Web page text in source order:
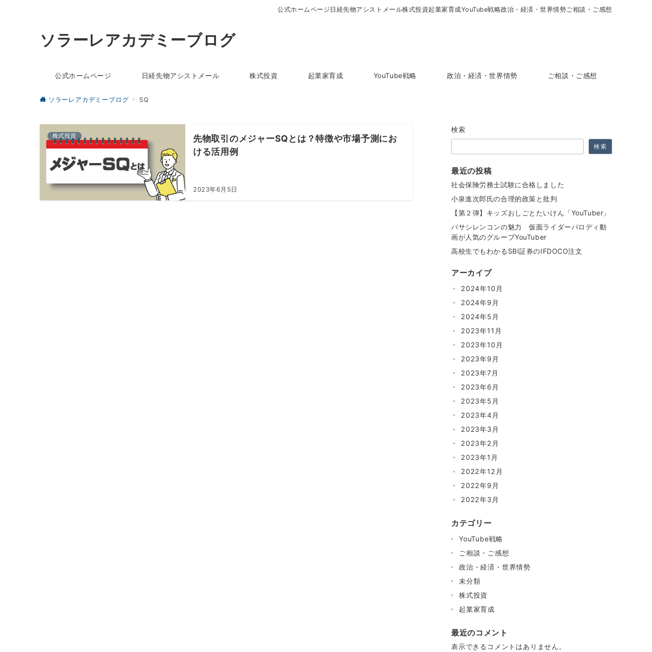
公式ホームページ 日経先物アシストメール株式投資起業家育成YouTube戦略政治・経済・世界情勢ご相談・ご感想
ソラーレアカデミーブログ
公式ホームページ 日経先物アシストメール 株式投資 起業家育成 YouTube戦略 政治・経済・世界情勢 ご相談・ご感想
ソラーレアカデミーブログ SQ
株式投資
先物取引のメジャーSQとは？特徴や市場予測にお
ける活用例
2023年6月5日
検索
検索
最近の投稿
社会保険労務士試験に合格しました
小泉進次郎氏の合理的政策と批判
【第２弾】キッズおしごとたいけん「YouTuber」
バサシレンコンの魅力 仮面ライダーパロディ動
画が人気のグループYouTuber
高校生でもわかるSBI証券のIFDOCO注文
アーカイブ
2024年10月
2024年9月
2024年5月
2023年11月
2023年10月
2023年9月
2023年7月
2023年6月
2023年5月
2023年4月
2023年3月
2023年2月
2023年1月
2022年12月
2022年9月
2022年3月
カテゴリー
YouTube戦略
ご相談・ご感想
政治・経済・世界情勢
未分類
株式投資
起業家育成
最近のコメント
表示できるコメントはありません。